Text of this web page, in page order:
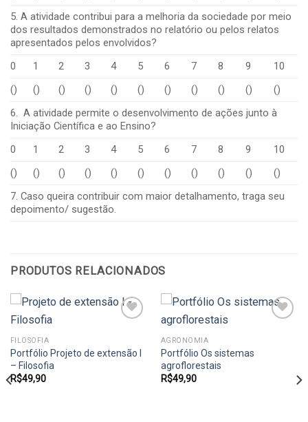
5. A atividade contribui para a melhoria da sociedade por meio
dos resultados demonstrados no relatório ou pelos relatos
apresentados pelos envolvidos?
0
1 2 3 4 5 6 7 8 9
10
()
() () () () () () () () ()
()
6. A atividade permite o desenvolvimento de ações junto à
Iniciação Científica e ao Ensino?
0
1 2 3 4 5 6 7 8 9
10
()
() () () () () () () () ()
()
7. Caso queira contribuir com maior detalhamento, traga seu
depoimento/ sugestão.
PRODUTOS RELACIONADOS
Add to
FILOSOFIA
Portfólio Projeto de extensão I
– Filosofia
R$49,90
AGRONOMIA
Portfólio Os sistemas
agroflorestais
R$49,90